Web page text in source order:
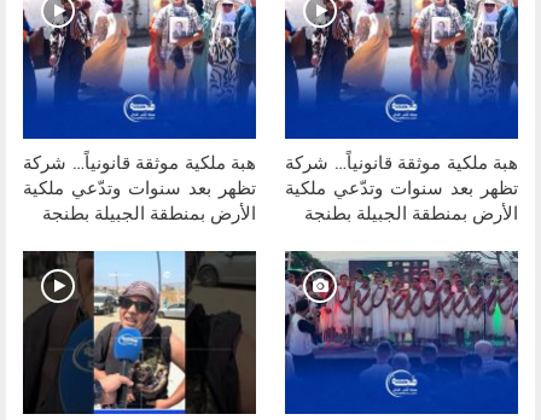
هبة ملكية موثقة قانونياً… شركة
تظهر بعد سنوات وتدّعي ملكية
الأرض بمنطقة الجبيلة بطنجة
هبة ملكية موثقة قانونياً… شركة
تظهر بعد سنوات وتدّعي ملكية
الأرض بمنطقة الجبيلة بطنجة